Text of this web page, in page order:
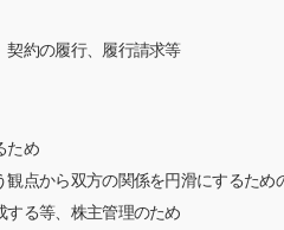
契約の履行、履行請求等
ため
点から双方の関係を円滑にするため
る等、株主管理のため